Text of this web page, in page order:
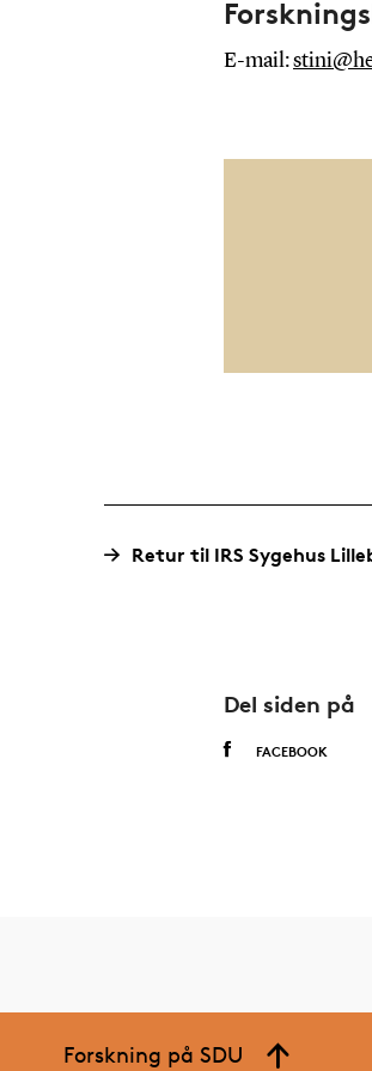
E-mail:
Retur til IRS Sygehus
Del siden på
FACEBOOK
Forskning på SDU